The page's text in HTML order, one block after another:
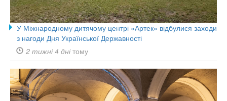
У Міжнародному дитячому центрі «Артек» відбулися заходи
з нагоди Дня Української Державності
2 тижні 4 днітому